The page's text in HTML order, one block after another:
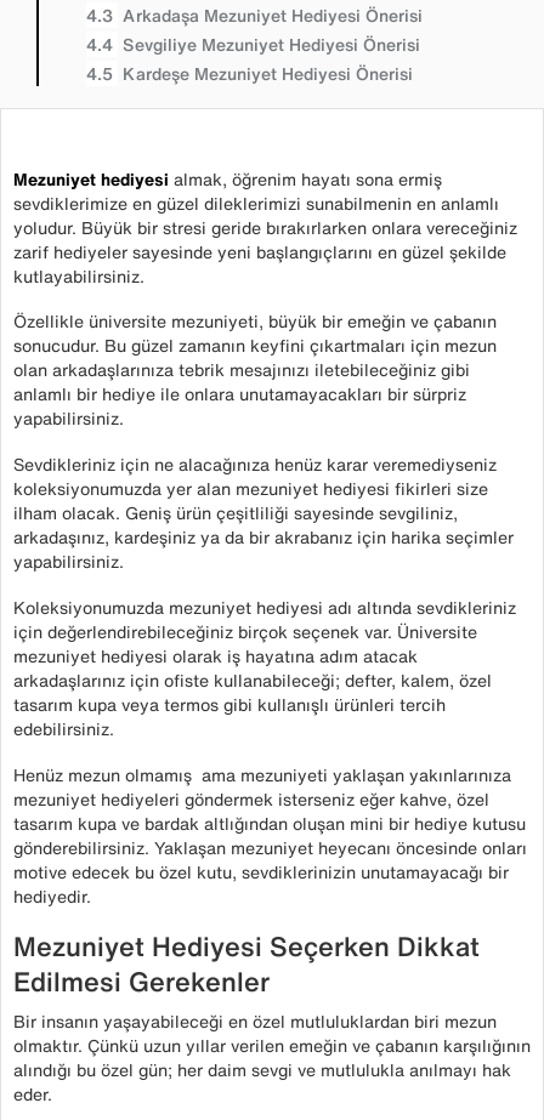
Arkadaşa Mezuniyet Hediyesi Önerisi
Sevgiliye Mezuniyet Hediyesi Önerisi
Kardeşe Mezuniyet Hediyesi Önerisi
Mezuniyet hediyesi almak, öğrenim hayatı sona ermiş
sevdiklerimize en güzel dileklerimizi sunabilmenin en anlamlı
yoludur. Büyük bir stresi geride bırakırlarken onlara vereceğiniz
zarif hediyeler sayesinde yeni başlangıçlarını en güzel şekilde
kutlayabilirsiniz.
Özellikle üniversite mezuniyeti, büyük bir emeğin ve çabanın
sonucudur. Bu güzel zamanın keyfini çıkartmaları için mezun
olan arkadaşlarınıza tebrik mesajınızı iletebileceğiniz gibi
anlamlı bir hediye ile onlara unutamayacakları bir sürpriz
yapabilirsiniz.
Sevdikleriniz için ne alacağınıza henüz karar veremediyseniz
koleksiyonumuzda yer alan mezuniyet hediyesi fikirleri size
ilham olacak. Geniş ürün çeşitliliği sayesinde sevgiliniz,
arkadaşınız, kardeşiniz ya da bir akrabanız için harika seçimler
yapabilirsiniz.
Koleksiyonumuzda mezuniyet hediyesi adı altında sevdikleriniz
için değerlendirebileceğiniz birçok seçenek var. Üniversite
mezuniyet hediyesi olarak iş hayatına adım atacak
arkadaşlarınız için ofiste kullanabileceği; defter, kalem, özel
tasarım kupa veya termos gibi kullanışlı ürünleri tercih
edebilirsiniz.
Henüz mezun olmamış ama mezuniyeti yaklaşan yakınlarınıza
mezuniyet hediyeleri göndermek isterseniz eğer kahve, özel
tasarım kupa ve bardak altlığından oluşan mini bir hediye kutusu
gönderebilirsiniz. Yaklaşan mezuniyet heyecanı öncesinde onları
motive edecek bu özel kutu, sevdiklerinizin unutamayacağı bir
hediyedir.
Mezuniyet Hediyesi Seçerken Dikkat
Edilmesi Gerekenler
Bir insanın yaşayabileceği en özel mutluluklardan biri mezun
olmaktır. Çünkü uzun yıllar verilen emeğin ve çabanın karşılığının
alındığı bu özel gün; her daim sevgi ve mutlulukla anılmayı hak
eder.